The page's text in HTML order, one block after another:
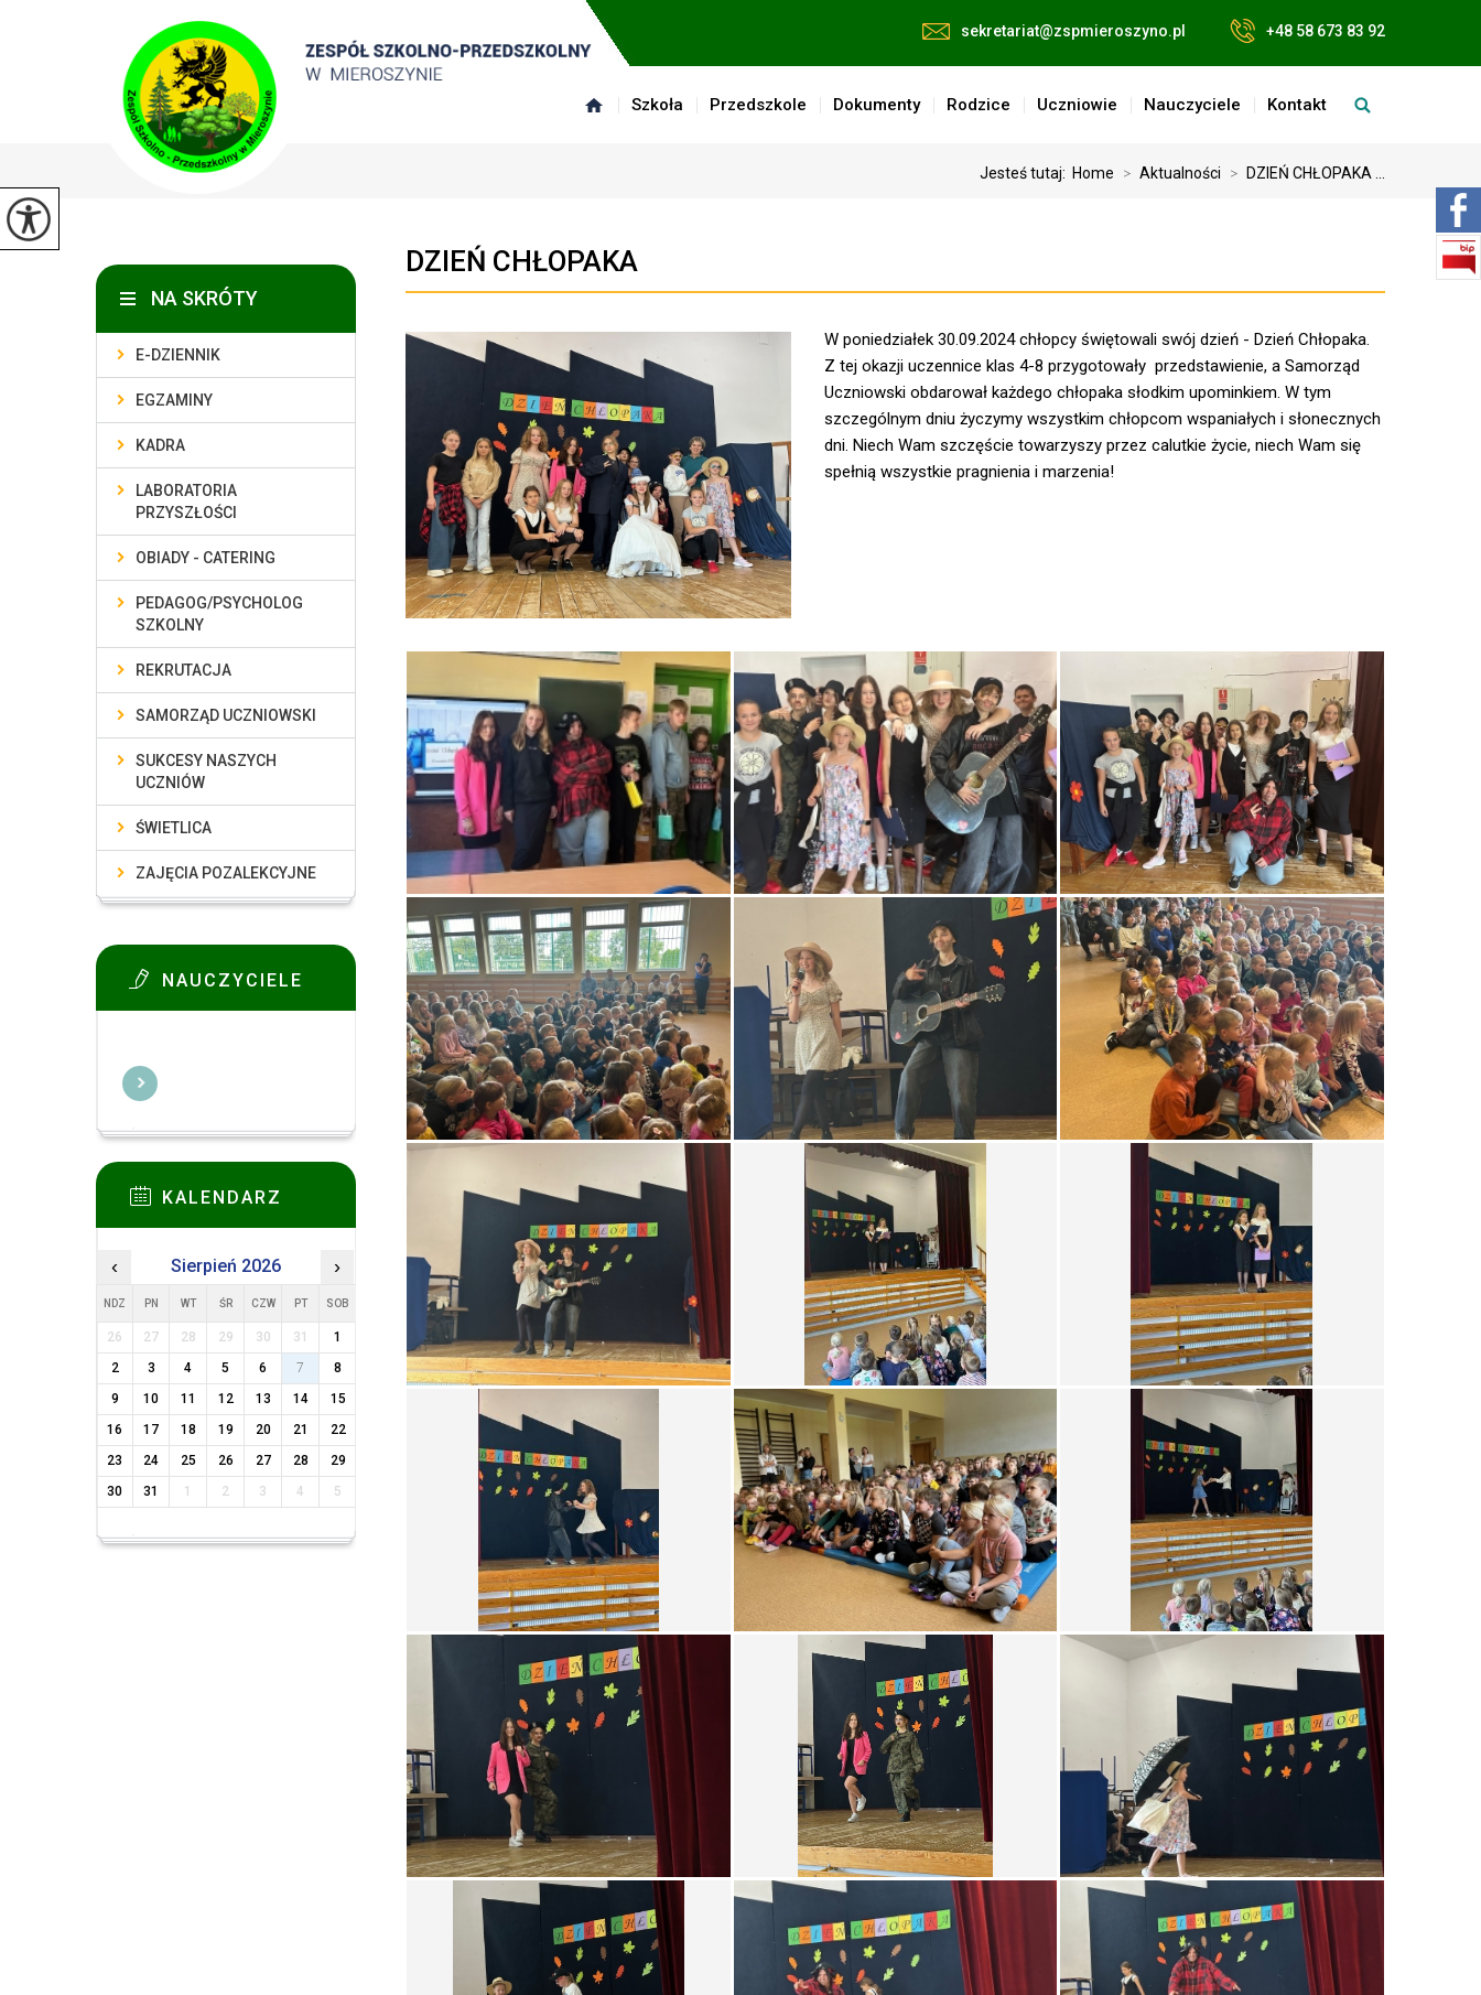
sekretariat@zspmieroszyno.pl +48 58 673 83 92
Szkoła Przedszkole Dokumenty Rodzice Uczniowie Nauczyciele Kontakt
Jesteś tutaj: Home > Aktualności > DZIEŃ CHŁOPAKA ...
DZIEŃ CHŁOPAKA
W poniedziałek 30.09.2024 chłopcy świętowali swój dzień - Dzień Chłopaka.
Z tej okazji uczennice klas 4-8 przygotowały przedstawienie, a Samorząd
Uczniowski obdarował każdego chłopaka słodkim upominkiem. W tym
szczególnym dniu życzymy wszystkim chłopcom wspaniałych i słonecznych
dni. Niech Wam szczęście towarzyszy przez calutkie życie, niech Wam się
spełnią wszystkie pragnienia i marzenia!
NA SKRÓTY
E-DZIENNIK
EGZAMINY
KADRA
LABORATORIA
PRZYSZŁOŚCI
OBIADY - CATERING
PEDAGOG/PSYCHOLOG
SZKOLNY
REKRUTACJA
SAMORZĄD UCZNIOWSKI
SUKCESY NASZYCH
UCZNIÓW
ŚWIETLICA
ZAJĘCIA POZALEKCYJNE
NAUCZYCIELE
KALENDARZ
‹ Sierpień 2026 ›
NDZ PN WT ŚR CZW PT SOB
26 27 28 29 30 31
1
2
3 4 5 6 7
8
9
10 11 12 13 14
15
16
17 18 19 20 21
22
23
24 25 26 27 28
29
30
31 1 2 3 4 5